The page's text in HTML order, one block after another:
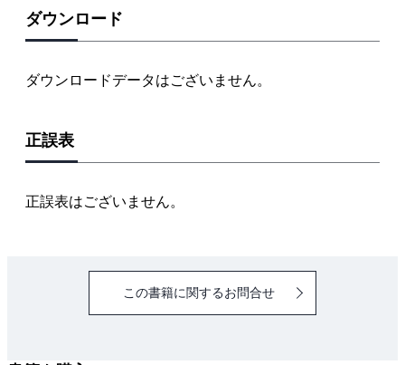
1.2 機能性材料には，どのようなものがあり，どう
使われているか
[2] 半導体材料
[4] 磁性体材料
[1] 環境材料
2章 導電体材料
ダウンロード
ダウンロードデータはございません。
正誤表
正誤表はございません。
この書籍に関するお問合せ